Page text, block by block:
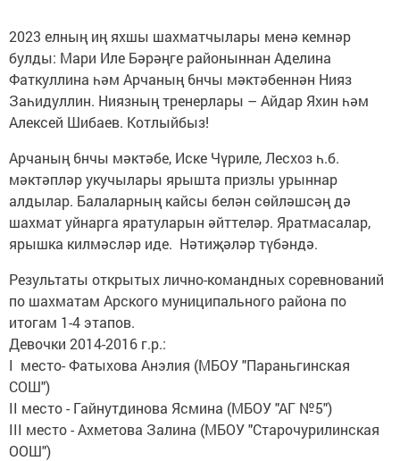
2023 елның иң яхшы шахматчылары менә кемнәр
булды: Мари Иле Бәрәңге районыннан Аделина
Фаткуллина һәм Арчаның 6нчы мәктәбеннән Нияз
Заһидуллин. Ниязның тренерлары – Айдар Яхин һәм
Алексей Шибаев. Котлыйбыз!
Арчаның 6нчы мәктәбе, Иске Чүриле, Лесхоз һ.б.
мәктәпләр укучылары ярышта призлы урыннар
алдылар. Балаларның кайсы белән сөйләшсәң дә
шахмат уйнарга яратуларын әйттеләр. Яратмасалар,
ярышка килмәсләр иде. Нәтиҗәләр түбәндә.
Результаты открытых лично-командных соревнований
по шахматам Арского муниципального района по
итогам 1-4 этапов.
Девочки 2014-2016 г.р.:
I место- Фатыхова Анэлия (МБОУ "Параньгинская
СОШ")
II место - Гайнутдинова Ясмина (МБОУ "АГ №5")
III место - Ахметова Залина (МБОУ "Старочурилинская
ООШ")